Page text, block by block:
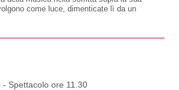
come luce, dimenticate lì da un
Spettacolo ore 11.30